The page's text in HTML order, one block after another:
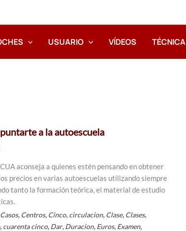
USUARIO VÍDEOS TÉCNICA
a la autoescuela
aconseja a quienes estén pensando en obtener
precios en varias autoescuelas utilizando siempre
tanto la formación teórica, el material de estudio
Casos, Centros, Cinco, circulacion, Clase, Clases,
, cuarenta cinco, Dar, Duracion, Euros, Examen,